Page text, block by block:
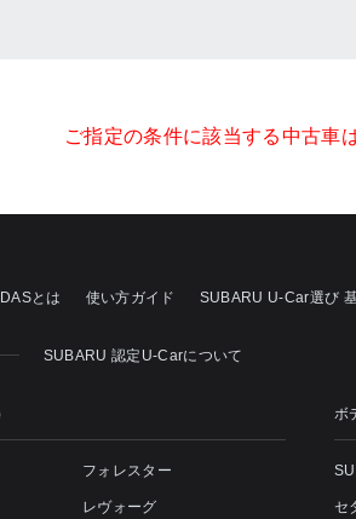
ご指定の条件に該当する中古車
とは 使い方ガイド SUBARU U-Car選び
SUBARU 認定U-Carについて
フォレスター
レヴォーグ
ボ
セ